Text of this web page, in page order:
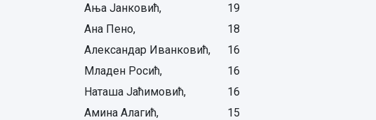
Ања Јанковић,
19
Ана Пено,
18
Александар Иванковић,
16
Младен Росић,
16
Наташа Јаћимовић,
16
Амина Алагић,
15